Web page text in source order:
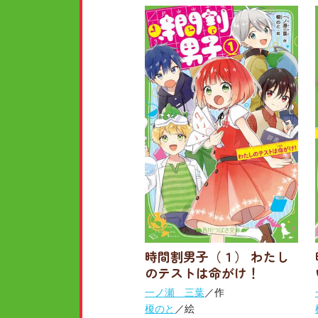
時間割男子（１） わたし
のテストは命がけ！
一ノ瀬 三葉／作
榎のと ／絵